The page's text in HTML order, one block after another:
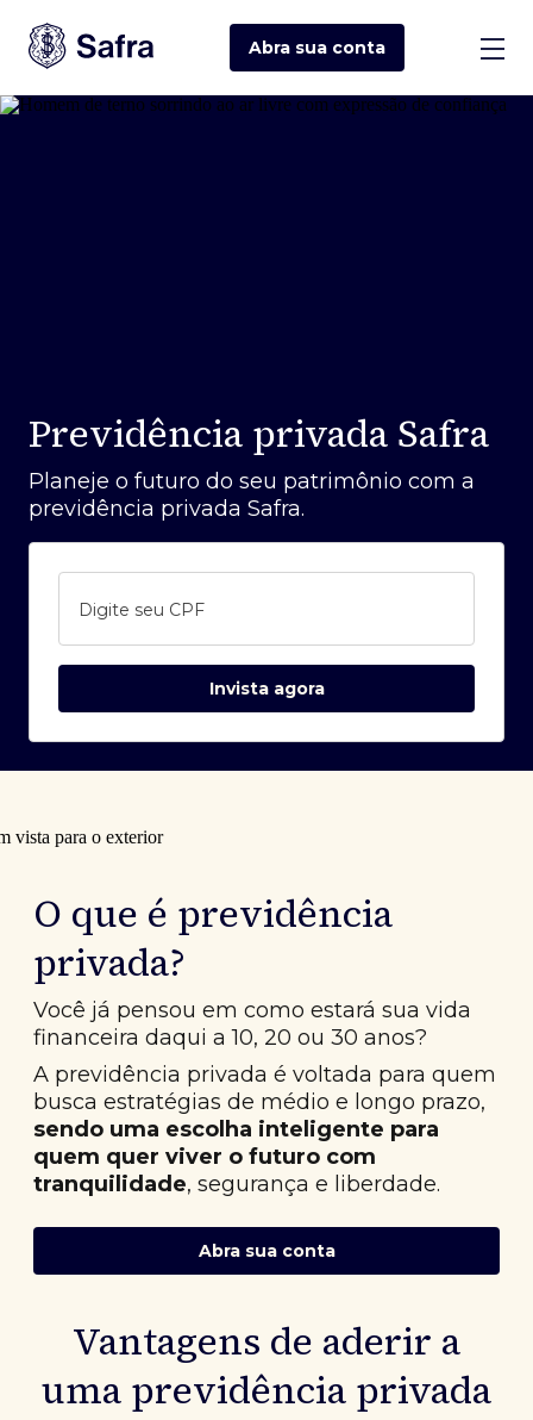
Abra sua conta
Previdência privada Safra
Planeje o futuro do seu patrimônio com a
previdência privada Safra.
Digite seu CPF
Invista agora
O que é previdência
privada?
Você já pensou em como estará sua vida
financeira daqui a 10, 20 ou 30 anos?
A previdência privada é voltada para quem
busca estratégias de médio e longo prazo,
sendo uma escolha inteligente para
quem quer viver o futuro com
tranquilidade, segurança e liberdade.
Abra sua conta
Vantagens de aderir a
uma previdência privada